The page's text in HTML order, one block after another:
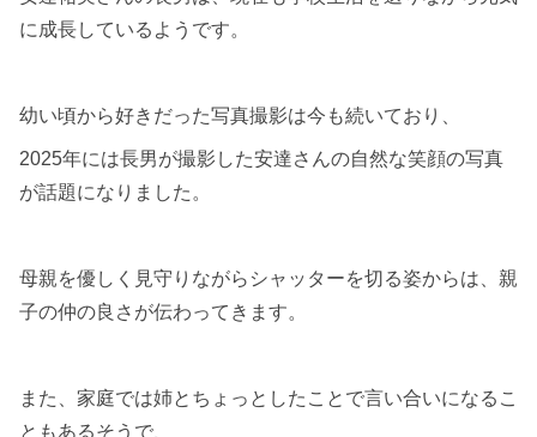
に成長しているようです。
幼い頃から好きだった写真撮影は今も続いており、
2025年には長男が撮影した安達さんの自然な笑顔の写真
が話題になりました。
母親を優しく見守りながらシャッターを切る姿からは、親
子の仲の良さが伝わってきます。
また、家庭では姉とちょっとしたことで言い合いになるこ
ともあるそうで、